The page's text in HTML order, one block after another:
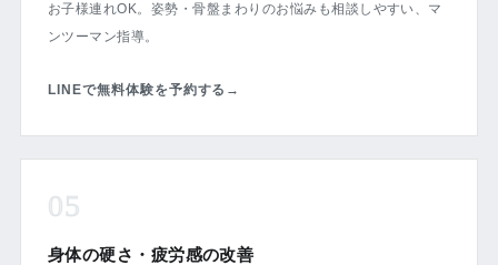
お子様連れOK。姿勢・骨盤まわりのお悩みも相談しやすい、マ
ンツーマン指導。
LINEで無料体験を予約する →
05
身体の硬さ・疲労感の改善